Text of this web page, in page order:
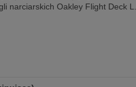
narciarskich Oakley Flight Deck L.